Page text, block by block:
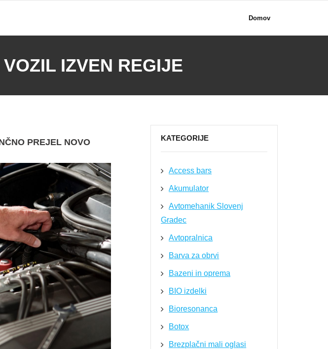
Domov
IZVEN REGIJE
PREJEL NOVO
KATEGORIJE
Access bars
Akumulator
Avtomehanik Slovenj
Gradec
Avtopralnica
Barva za obrvi
Bazeni in oprema
BIO izdelki
Bioresonanca
Botox
Brezplačni mali oglasi